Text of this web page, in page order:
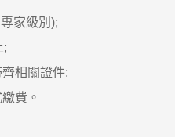
家級別);
;
相關證件;
費。